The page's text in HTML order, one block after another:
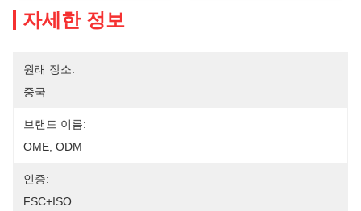
자세한 정보
원래 장소:
중국
브랜드 이름:
OME, ODM
인증:
FSC+ISO